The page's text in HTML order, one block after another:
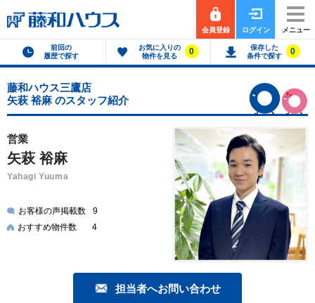
会員登録 ログイン メニュー
前回の
履歴で探す
お気に入りの
物件を見る
0
保存した
条件で探す
0
藤和ハウス三鷹店
矢萩 裕麻 のスタッフ紹介
営業
矢萩 裕麻
Yahagi Yuuma
お客様の声掲載数
9
おすすめ物件数
4
担当者へお問い合わせ